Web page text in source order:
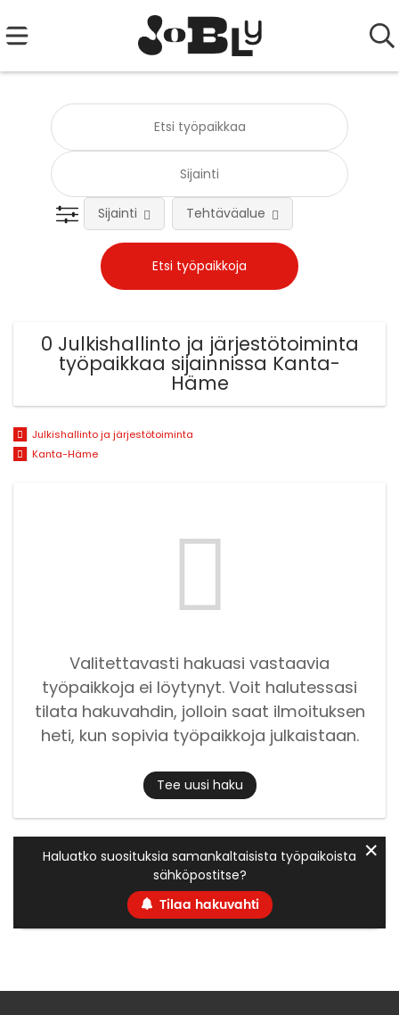
Sijainti Tehtäväalue
0 Julkishallinto ja järjestötoiminta
työpaikkaa sijainnissa Kanta-
Häme
Julkishallinto ja järjestötoiminta
Kanta-Häme
Valitettavasti hakuasi vastaavia
työpaikkoja ei löytynyt. Voit halutessasi
tilata hakuvahdin, jolloin saat ilmoituksen
heti, kun sopivia työpaikkoja julkaistaan.
Tee uusi haku
Haluatko suosituksia samankaltaisista työpaikoista
sähköpostitse?
Tilaa hakuvahti
✕